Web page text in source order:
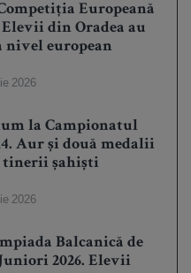
Europeană
Elevii din Oradea au
european
2026
la Campionatul
Aur și două medalii
tinerii șahiști
2026
Balcanică de
2026. Elevii